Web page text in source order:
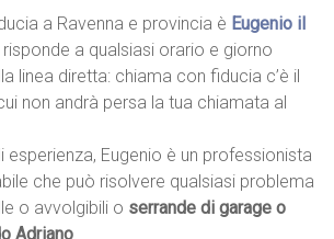
a Ravenna e provincia è Eugenio il
risponde a qualsiasi orario e giorno
linea diretta: chiama con fiducia c’è il
non andrà persa la tua chiamata al
esperienza, Eugenio è un professionista
che può risolvere qualsiasi problema
o avvolgibili o serrande di garage o
Adriano.